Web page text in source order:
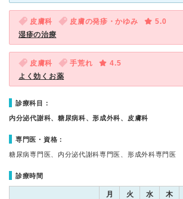
皮膚科 皮膚の発疹・かゆみ
5.0
湿疹の治療
皮膚科 手荒れ
4.5
よく効くお薬
診療科目：
内分泌代謝科、糖尿病科、形成外科、皮膚科
専門医・資格：
糖尿病専門医、内分泌代謝科専門医、形成外科専門医
診療時間
月 火 水 木